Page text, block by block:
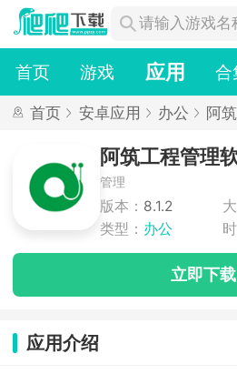
首页 游戏 应用 合
首页 安卓应用 办公 阿
阿筑工程管理
管理
版本： 8.1.2
类型： 办公
立即下载
应用介绍